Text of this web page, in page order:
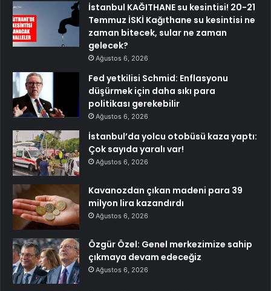
İstanbul KAĞITHANE su kesintisi! 20-21
Temmuz İSKİ Kağıthane su kesintisi ne
zaman bitecek, sular ne zaman
gelecek?
Ağustos 6, 2026
Fed yetkilisi Schmid: Enflasyonu
düşürmek için daha sıkı para
politikası gerekebilir
Ağustos 6, 2026
İstanbul’da yolcu otobüsü kaza yaptı:
Çok sayıda yaralı var!
Ağustos 6, 2026
Kavanozdan çıkan madeni para 39
milyon lira kazandırdı
Ağustos 6, 2026
Özgür Özel: Genel merkezimize sahip
çıkmaya devam edeceğiz
Ağustos 6, 2026